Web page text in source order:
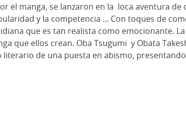
el manga, se lanzaron en la loca aventura
y la competencia ... Con toques de
que es tan realista como emocionante.
que ellos crean. Oba Tsugumi y Obata
de una puesta en abismo,